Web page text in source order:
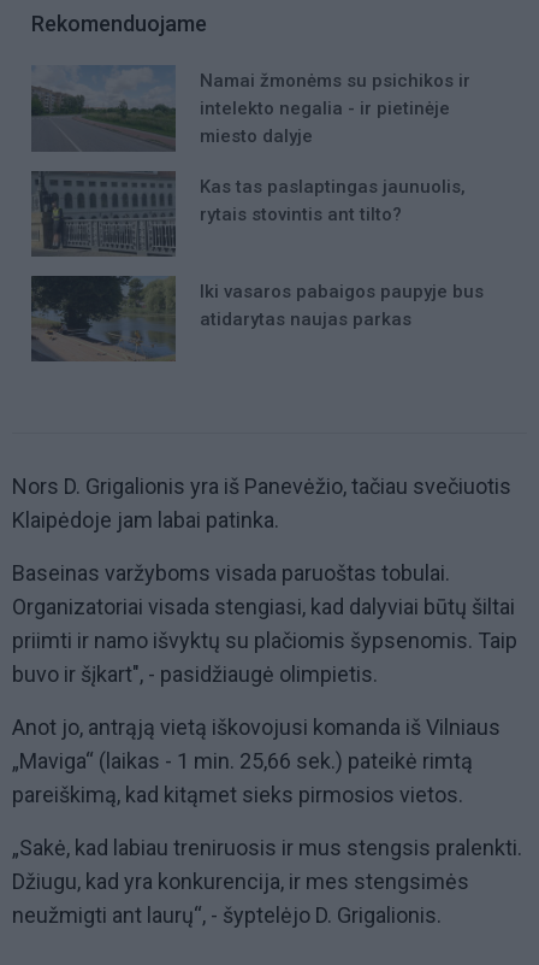
Rekomenduojame
Namai žmonėms su psichikos ir
intelekto negalia - ir pietinėje
miesto dalyje
Kas tas paslaptingas jaunuolis,
rytais stovintis ant tilto?
Iki vasaros pabaigos paupyje bus
atidarytas naujas parkas
Nors D. Grigalionis yra iš Panevėžio, tačiau svečiuotis
Klaipėdoje jam labai patinka.
Baseinas varžyboms visada paruoštas tobulai.
Organizatoriai visada stengiasi, kad dalyviai būtų šiltai
priimti ir namo išvyktų su plačiomis šypsenomis. Taip
buvo ir šįkart", - pasidžiaugė olimpietis.
Anot jo, antrąją vietą iškovojusi komanda iš Vilniaus
„Maviga“ (laikas - 1 min. 25,66 sek.) pateikė rimtą
pareiškimą, kad kitąmet sieks pirmosios vietos.
„Sakė, kad labiau treniruosis ir mus stengsis pralenkti.
Džiugu, kad yra konkurencija, ir mes stengsimės
neužmigti ant laurų“, - šyptelėjo D. Grigalionis.